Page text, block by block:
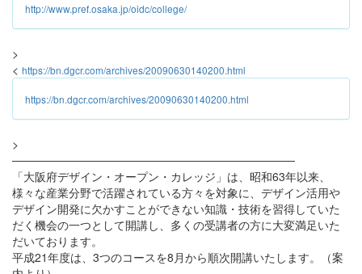
http://www.pref.osaka.jp/oidc/college/
>
< https://bn.dgcr.com/archives/20090630140200.html
https://bn.dgcr.com/archives/20090630140200.html
>
───────────────────────────────────
「大阪府デザイン・オープン・カレッジ」は、昭和63年以来、
様々な産業分野で活躍されている方々を対象に、デザイン活用や
デザイン開発に欠かすことができない知識・技術を習得していた
だく機会の一つとして開講し、多くの受講者の方に大変満足いた
だいております。
平成21年度は、3つのコースを8月から順次開講いたします。（案